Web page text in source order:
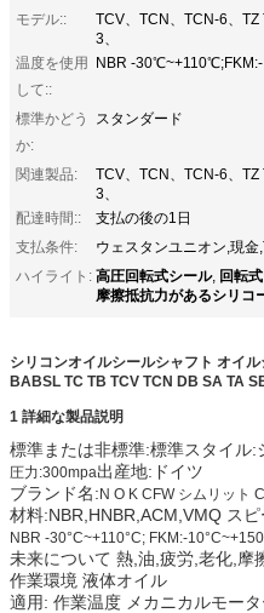
モデル::
TCV、TCN、TCN-6、
3、
温度を使用
して::
NBR -
標準かどう
か:
スタンダード
関連製品:
TCV、TCN、TCN-6、
3、
配達時間::
支払の後の1日
支払条件:
ウェスタンユニオン,現金
ハイライト: 高圧回転式シール, 回転
摩擦抵抗力があるシリコ
シリコンオイルシールシャフト オイ
BABSL TC TB TCV TCN DB SA TA
1 詳細な製品説明
標準または非標準:標準スタイル:
圧力:300mpa出産地:ドイツ
ブランド名:N O K CFW シムリット
材料:NBR,HNBR,ACM,VMQ スピ
NBR -30°C~+110°C; FKM:-
未来について 熱,油,疲労,老化,摩
作業環境 液体オイル
適用: 作業温度 メカニカルモー